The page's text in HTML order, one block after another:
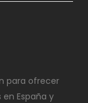
para ofrecer
España y